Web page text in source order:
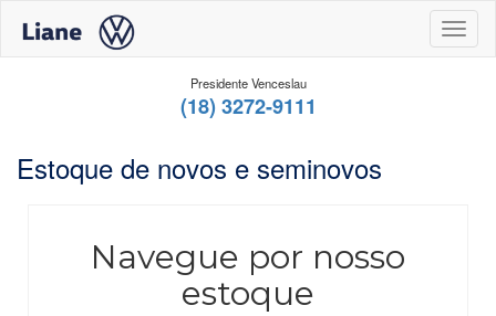
Presidente Venceslau
(18) 3272-9111
Estoque de novos e seminovos
Navegue por nosso
estoque